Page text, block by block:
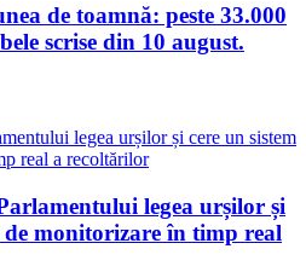
de toamnă: peste 33.000
scrise din 10 august.
legea urșilor și
de monitorizare în timp real